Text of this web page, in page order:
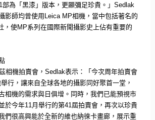
部為「黑漆」版本，更顯彌足珍貴。」 Sedlak
影師均曾使用Leica MP相機，當中包括著名的
，使MP系列在國際新聞攝影史上佔有重要的
相機拍賣會， Sedlak表示：「今次周年拍賣會
行， 讓來自全球各地的攝影同好聚首一堂，
相機的需求與日俱增。同時， 我們已能預視市
於今年11 月舉行的第41 屆拍賣會，再次以珍貴
們很高興能於全新的維也納徠卡畫廊， 展示重